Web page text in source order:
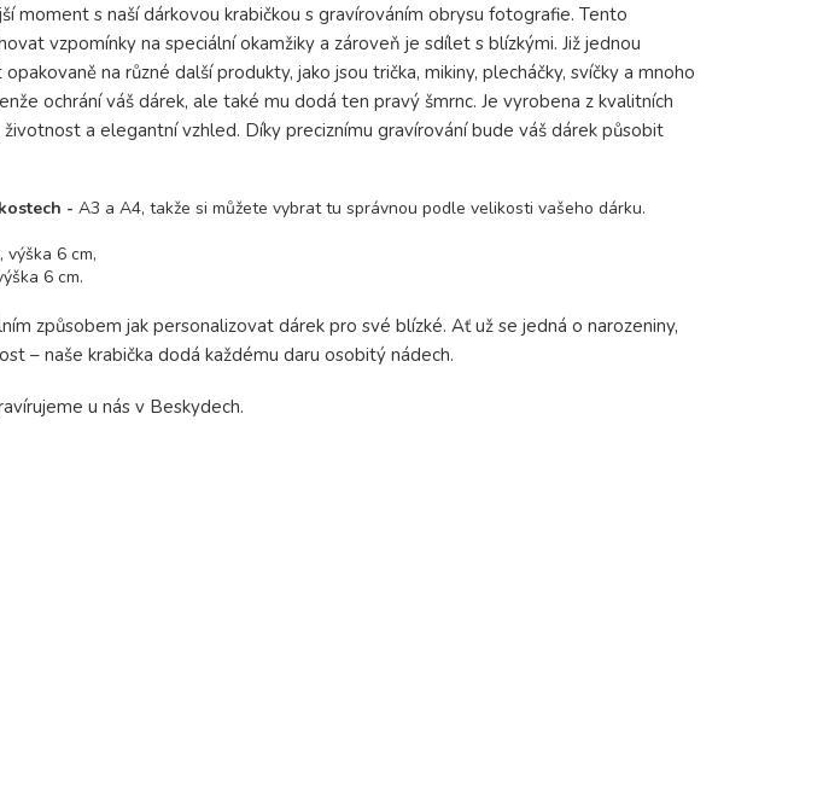
moment s naší dárkovou krabičkou s gravírováním obrysu fotografie. Tento
vzpomínky na speciální okamžiky a zároveň je sdílet s blízkými. Již jednou
na různé další produkty, jako jsou trička, mikiny, plecháčky, svíčky a mnoho
ochrání váš dárek, ale také mu dodá ten pravý šmrnc. Je vyrobena z kvalitních
a elegantní vzhled. Díky preciznímu gravírování bude váš dárek působit
- A3 a A4, takže si můžete vybrat tu správnou podle velikosti vašeho dárku.
6 cm,
6 cm.
způsobem jak personalizovat dárek pro své blízké. Ať už se jedná o narozeniny,
– naše krabička dodá každému daru osobitý nádech.
u nás v Beskydech.